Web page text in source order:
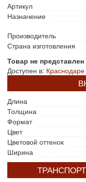
Артикул
Назначение
Производитель
Страна изготовления
Товар не
Доступен в: Краснодаре
Длина
Толщина
Формат
Цвет
Цветовой оттенок
Ширина